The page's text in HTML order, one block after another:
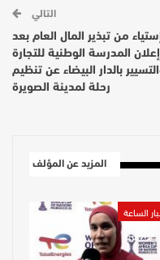
التالي
إستياء من تبذير المال العام بعد
إعلان المدرسة الوطنية للتجارة
بالدار البيضاء عن تنظيم
رحلة لمدينة الصويرة
المزيد عن المؤلف
الساعة